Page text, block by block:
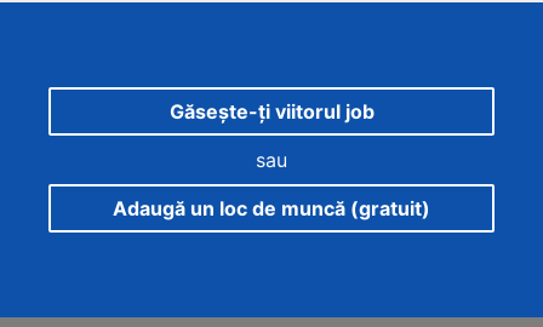
Găsește-ți viitorul job
sau
Adaugă un loc de muncă (gratuit)